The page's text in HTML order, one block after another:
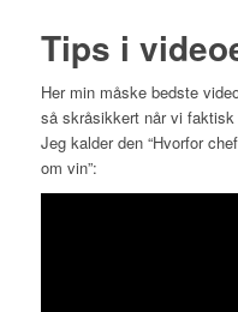
Tips i
Her min måske bedste
så skråsikkert når vi
Jeg kalder den “Hvorfor
om vin”: